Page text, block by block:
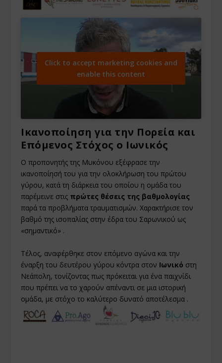
Click to accept marketing cookies and
enable this content
Ικανοποίηση για την Πορεία και
Επόμενος Στόχος ο Ιωνικός
Ο προπονητής της Μυκόνου εξέφρασε την
ικανοποίησή του για την ολοκλήρωση του πρώτου
γύρου, κατά τη διάρκεια του οποίου η ομάδα του
παρέμεινε στις πρώτες θέσεις της βαθμολογίας
παρά τα προβλήματα τραυματισμών. Χαρακτήρισε τον
βαθμό της ισοπαλίας στην έδρα του Σαρωνικού ως
«σημαντικό» .
Τέλος, αναφέρθηκε στον επόμενο αγώνα και την
έναρξη του δευτέρου γύρου κόντρα στον Ιωνικό στη
Νεάπολη, τονίζοντας πως πρόκειται για ένα παιχνίδι
που πρέπει να το χαρούν απέναντι σε μια ιστορική
ομάδα, με στόχο το καλύτερο δυνατό αποτέλεσμα .